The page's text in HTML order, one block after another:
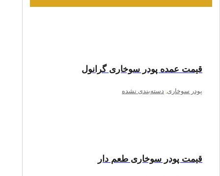
قیمت عمده پودر سوخاری گرانول
پودر سوخاری, دسته‌بندی نشده
قیمت پودر سوخاری طعم دار